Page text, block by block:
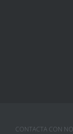
CONTACTA CON